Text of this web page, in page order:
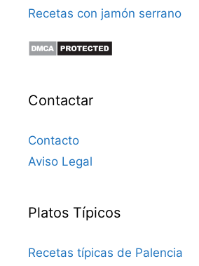
Recetas con jamón serrano
Contactar
Contacto
Aviso Legal
Platos Típicos
Recetas típicas de Palencia